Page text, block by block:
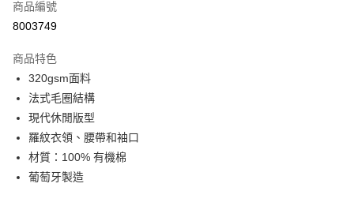
Apple Pay
運送方式
全家店到店
每筆NT$80，滿NT$10,000(含以上)免運費
付款後全家取貨
每筆NT$80，滿NT$10,000(含以上)免運費
商品編號
8003749
商品特色
320gsm面料
法式毛圈結構
現代休閒版型
羅紋衣領、腰帶和袖口
材質：100% 有機棉
葡萄牙製造